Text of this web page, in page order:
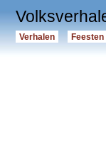
Verhalen Feesten